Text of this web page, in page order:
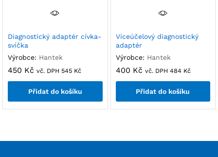
Diagnostický adaptér cívka-
svíčka
Výrobce: Hantek
450 Kč vč. DPH 545 Kč
Přidat do košíku
Víceúčelový diagnostický
adaptér
Výrobce: Hantek
400 Kč vč. DPH 484 Kč
Přidat do košíku